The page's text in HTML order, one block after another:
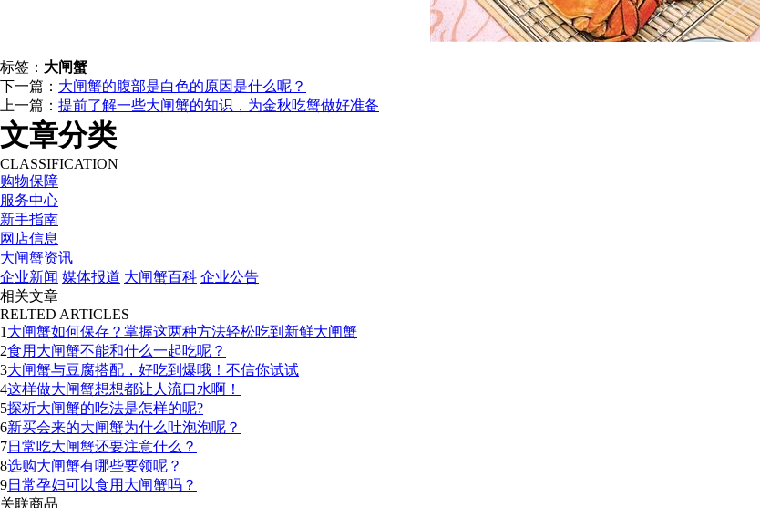
标签： 大闸蟹
下一篇： 大闸蟹的腹部是白色的原因是什么呢？
上一篇： 提前了解一些大闸蟹的知识，为金秋吃蟹做好准备
文章分类
CLASSIFICATION
购物保障
服务中心
新手指南
网店信息
大闸蟹资讯
企业新闻 媒体报道 大闸蟹百科 企业公告
相关文章
RELTED ARTICLES
1 大闸蟹如何保存？掌握这两种方法轻松吃到新鲜大闸蟹
2食用大闸蟹不能和什么一起吃呢？
3大闸蟹与豆腐搭配，好吃到爆哦！不信你试试
4这样做大闸蟹想想都让人流口水啊！
5探析大闸蟹的吃法是怎样的呢?
6新买会来的大闸蟹为什么吐泡泡呢？
7日常吃大闸蟹还要注意什么？
8选购大闸蟹有哪些要领呢？
9日常孕妇可以食用大闸蟹吗？
关联商品